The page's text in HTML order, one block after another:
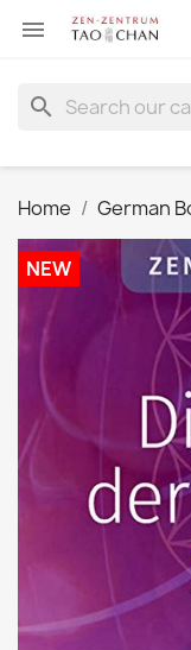

search
Home German
NEW